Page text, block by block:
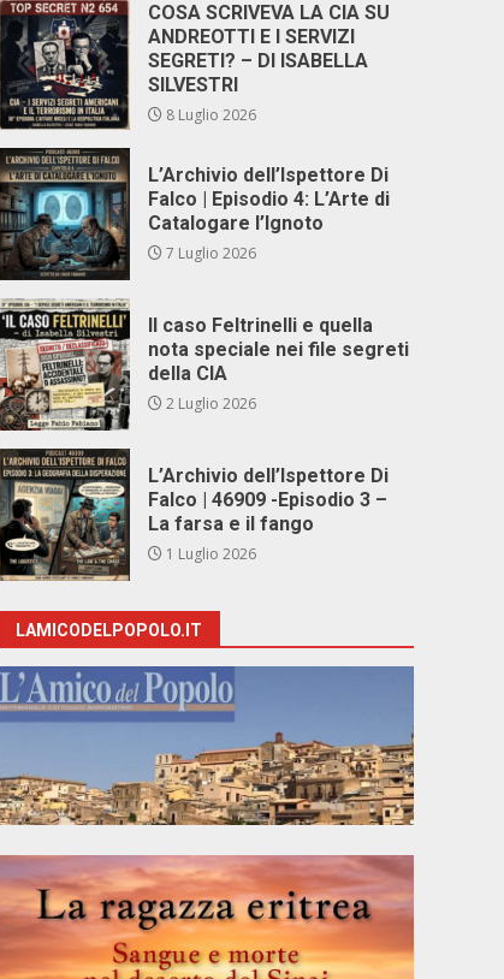
COSA SCRIVEVA LA CIA SU
ANDREOTTI E I SERVIZI
SEGRETI? – DI ISABELLA
SILVESTRI
8 Luglio 2026
L’Archivio dell’Ispettore Di
Falco | Episodio 4: L’Arte di
Catalogare l’Ignoto
7 Luglio 2026
Il caso Feltrinelli e quella
nota speciale nei file segreti
della CIA
2 Luglio 2026
L’Archivio dell’Ispettore Di
Falco | 46909 -Episodio 3 –
La farsa e il fango
1 Luglio 2026
LAMICODELPOPOLO.IT